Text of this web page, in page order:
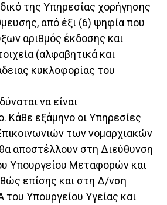
της Υπηρεσίας χορήγησης
από έξι (6) ψηφία που
αριθμός έκδοσης και
(αλφαβητικά και
κυκλοφορίας του
να είναι
Κάθε εξάμηνο οι Υπηρεσίες
των νομαρχιακών
αποστέλλουν στη Διεύθυνση
Υπουργείου Μεταφορών και
επίσης και στη Δ/νση
Υπουργείου Υγείας και